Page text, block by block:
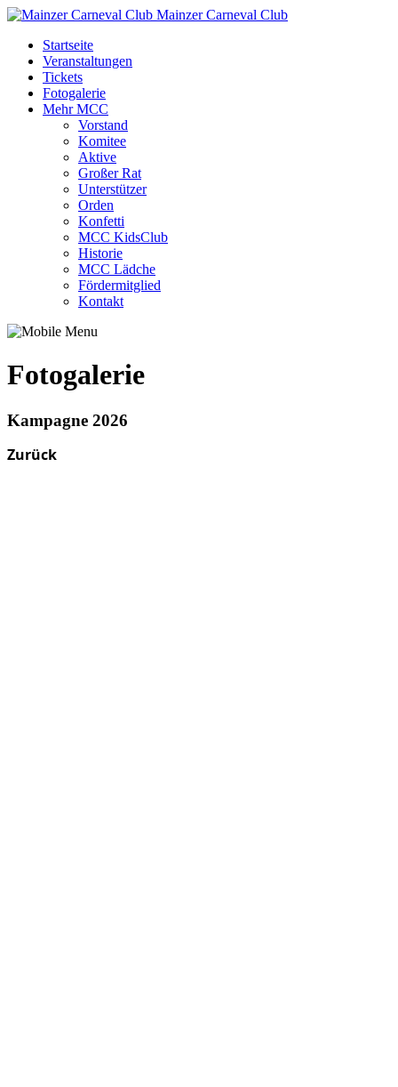
Mainzer Carneval Club
Startseite
Veranstaltungen
Tickets
Fotogalerie
Mehr MCC
Vorstand
Komitee
Aktive
Großer Rat
Unterstützer
Orden
Konfetti
MCC KidsClub
Historie
MCC Lädche
Fördermitglied
Kontakt
Fotogalerie
Kampagne 2026
Zurück